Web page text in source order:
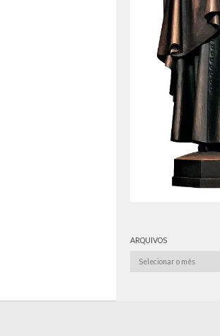
ARQUIVOS
Arquivos